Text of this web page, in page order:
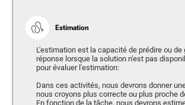
Estimation
L'estimation est la capacité de prédire ou de
réponse lorsque la solution n'est pas
pour évaluer l'estimation:
Dans ces activités, nous devrons donner
nous croyons plus correcte ou plus proche
En fonction de la tâche, nous devrons